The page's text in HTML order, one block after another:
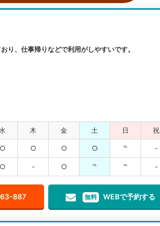
り、仕事帰りなどで利用がしやすいです。
木 金 土 日 祝
○ ○ ○ ○ ℡ -
○ - ○ ℡ ℡ -
887 無料 WEBで予約する